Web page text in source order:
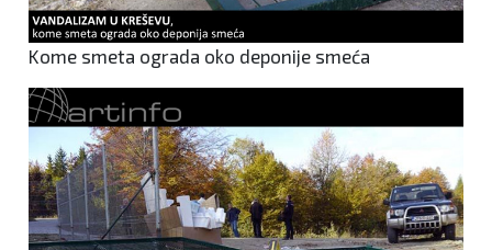
Kome smeta ograda oko deponije smeća